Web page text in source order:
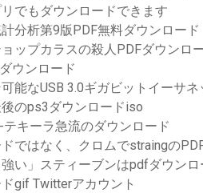
でもダウンロードできます
分析第9版PDF無料ダウンロード
ップカラスの殺人PDFダウンロ
ウンロード
能なUSB 3.0ギガビットイーサ
のps3ダウンロードiso
テキーラ急流のダウンロード
ではなく、クロムでstraingの
強い」スティーブンはpdfダウン
gif Twitterアカウント